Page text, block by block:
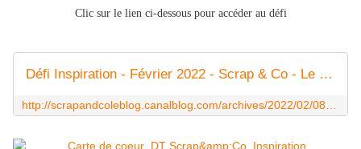
Clic sur le lien ci-dessous pour accéder au défi
Défi Inspiration - Février 2022 - Scrap & Co - Le blog